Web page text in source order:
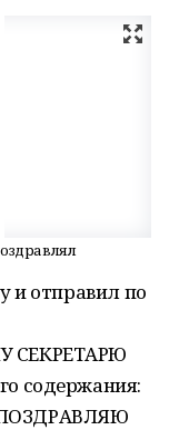
и отправил по
СЕКРЕТАРЮ
содержания: